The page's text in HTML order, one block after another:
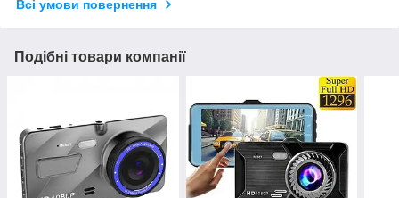
Всі умови повернення
Подібні товари компанії